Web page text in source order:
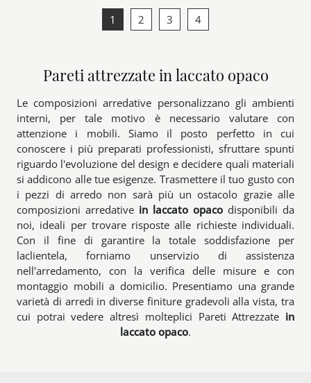
1 2 3 4
Pareti attrezzate in laccato opaco
Le composizioni arredative personalizzano gli ambienti
interni, per tale motivo è necessario valutare con
attenzione i mobili. Siamo il posto perfetto in cui
conoscere i più preparati professionisti, sfruttare spunti
riguardo l'evoluzione del design e decidere quali materiali
si addicono alle tue esigenze. Trasmettere il tuo gusto con
i pezzi di arredo non sarà più un ostacolo grazie alle
composizioni arredative in laccato opaco disponibili da
noi, ideali per trovare risposte alle richieste individuali.
Con il fine di garantire la totale soddisfazione per
laclientela, forniamo unservizio di assistenza
nell'arredamento, con la verifica delle misure e con
montaggio mobili a domicilio. Presentiamo una grande
varietà di arredi in diverse finiture gradevoli alla vista, tra
cui potrai vedere altresì molteplici Pareti Attrezzate in
laccato opaco.